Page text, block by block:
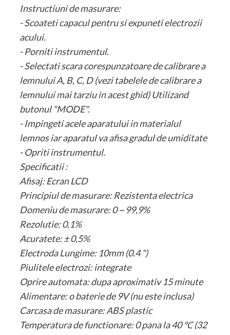
Instructiuni de masurare:
- Scoateti capacul pentru si expuneti electrozii
acului.
- Porniti instrumentul.
- Selectati scara corespunzatoare de calibrare a
lemnului A, B, C, D (vezi tabelele de calibrare a
lemnului mai tarziu in acest ghid) Utilizand
butonul "MODE".
- Impingeti acele aparatului in materialul
lemnos iar aparatul va afisa gradul de umiditate
- Opriti instrumentul.
Specificatii :
Afisaj: Ecran LCD
Principiul de masurare: Rezistenta electrica
Domeniu de masurare: 0 ~ 99,9%
Rezolutie: 0,1%
Acuratete: ± 0,5%
Electroda Lungime: 10mm (0.4 ")
Piulitele electrozi: integrate
Oprire automata: dupa aproximativ 15 minute
Alimentare: o baterie de 9V (nu este inclusa)
Carcasa de masurare: ABS plastic
Temperatura de functionare: 0 pana la 40 ℃ (32